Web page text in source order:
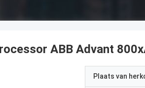
ABB Advant
Plaats van